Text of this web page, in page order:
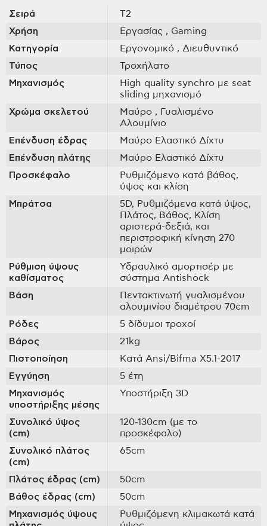
Σειρά
T2
Χρήση
Εργασίας , Gaming
Κατηγορία
Εργονομικό , Διευθυντικό
Τύπος
Τροχήλατο
Μηχανισμός
High quality synchro με seat
sliding μηχανισμό
Χρώμα σκελετού
Μαύρο , Γυαλισμένο
Αλουμίνιο
Επένδυση έδρας
Μαύρο Ελαστικό Δίχτυ
Επένδυση πλάτης
Μαύρο Ελαστικό Δίχτυ
Προσκέφαλο
Ρυθμιζόμενο κατά βάθος,
ύψος και κλίση
Μπράτσα
5D, Ρυθμιζόμενα κατά ύψος,
Πλάτος, Βάθος, Κλίση
αριστερά-δεξιά, και
περιστροφική κίνηση 270
μοιρών
Ρύθμιση ύψους
καθίσματος
Υδραυλικό αμορτισέρ με
σύστημα Antishock
Βάση
Πεντακτινωτή γυαλισμένου
αλουμινίου διαμέτρου 70cm
Ρόδες
5 δίδυμοι τροχοί
Βάρος
21kg
Πιστοποίηση
Κατά Ansi/Bifma X5.1-2017
Εγγύηση
5 έτη
Μηχανισμός
υποστήριξης μέσης
Υποστήριξη 3D
Συνολικό ύψος
(cm)
120-130cm (με το
προσκέφαλο)
Συνολικό πλάτος
(cm)
65cm
Πλάτος έδρας (cm)
50cm
Βάθος έδρας (cm)
50cm
Μηχανισμός ύψους
Ρυθμιζόμενη κλιμακωτά κατά